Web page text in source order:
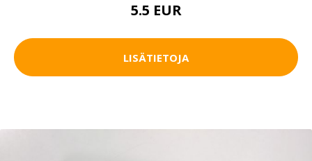
5.5 EUR
LISÄTIETOJA